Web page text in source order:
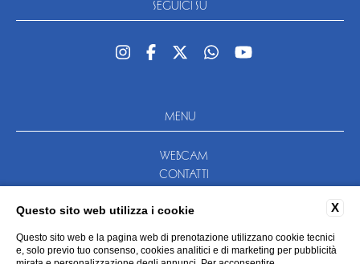
SEGUICI SU
MENU
WEBCAM
CONTATTI
NEWSLETTER
PRIVACY POLICY
COOKIE POLICY
X
Questo sito web utilizza i cookie
Questo sito web e la pagina web di prenotazione utilizzano cookie tecnici
e, solo previo tuo consenso, cookies analitici e di marketing per pubblicità